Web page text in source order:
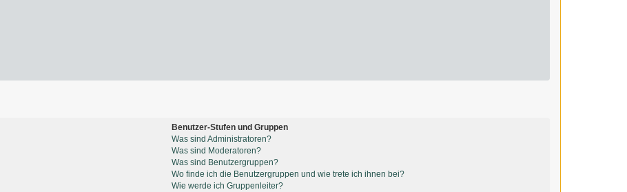
Benutzer-Stufen und Gruppen
Was sind Administratoren?
Was sind Moderatoren?
Was sind Benutzergruppen?
Wo finde ich die Benutzergruppen und wie trete ich ihnen bei?
Wie werde ich Gruppenleiter?